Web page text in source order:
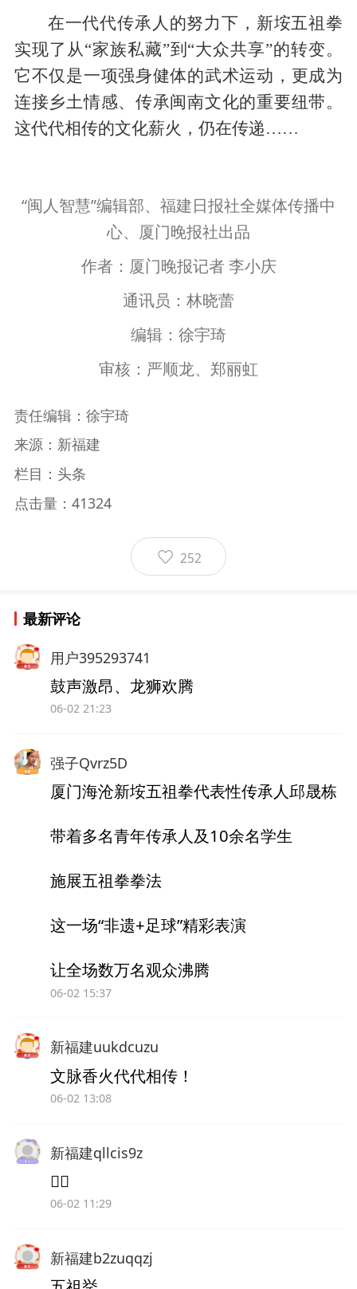
在一代代传承人的努力下，新垵五祖拳
实现了从“家族私藏”到“大众共享”的转变。
它不仅是一项强身健体的武术运动，更成为
连接乡土情感、传承闽南文化的重要纽带。
这代代相传的文化薪火，仍在传递……
“闽人智慧”编辑部、福建日报社全媒体传播中
心、厦门晚报社出品
作者：厦门晚报记者 李小庆
通讯员：林晓蕾
编辑：徐宇琦
审核：严顺龙、郑丽虹
责任编辑：徐宇琦
来源：新福建
栏目：头条
点击量：41324
252
最新评论
用户395293741
鼓声激昂、龙狮欢腾
06-02 21:23
强子Qvrz5D
厦门海沧新垵五祖拳代表性传承人邱晟栋
带着多名青年传承人及10余名学生
施展五祖拳拳法
这一场“非遗+足球”精彩表演
让全场数万名观众沸腾
06-02 15:37
新福建uukdcuzu
文脉香火代代相传！
06-02 13:08
新福建qllcis9z
👍🏻
06-02 11:29
新福建b2zuqqzj